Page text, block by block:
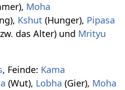
Moha
Kshut (Hunger), Pipasa
das Alter) und Mrityu
, Feinde: Kama
(Wut), Lobha (Gier), Moha